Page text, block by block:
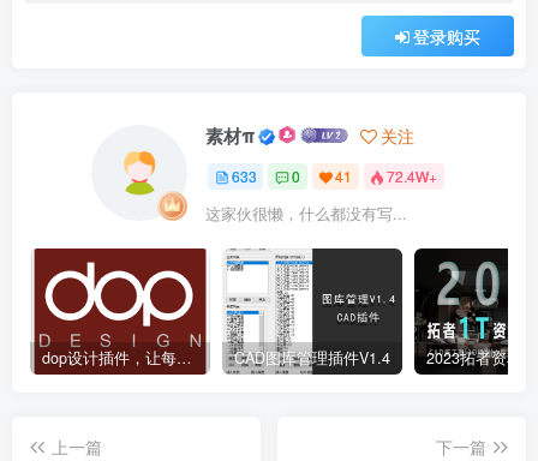
登录购买
素材π 关注
633 0 41 72.4W+
这家伙很懒，什么都没有写...
dop设计插件，让每个设计师都能享受到CAD制图的乐趣 CAD图库管理插件V1.4
上一篇 下一篇